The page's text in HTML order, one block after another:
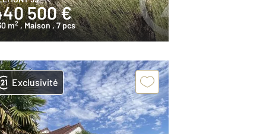
500 €
m2 , Maison , 7 pcs
Exclusivité